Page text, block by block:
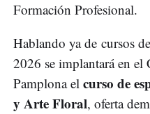
Formación Profesional.
Hablando ya de cursos
2026 se implantará en
Pamplona el curso de
y Arte Floral, oferta